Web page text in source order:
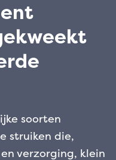
soorten
struiken die,
verzorging, klein